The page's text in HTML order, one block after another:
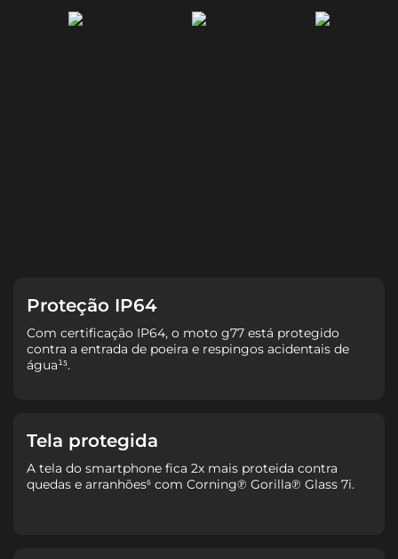
Proteção IP64
Com certificação IP64, o moto g77 está protegido
contra a entrada de poeira e respingos acidentais de
água¹⁵.
Tela protegida
A tela do smartphone fica 2x mais proteida contra
quedas e arranhões⁶ com Corning℗ Gorilla℗ Glass 7i.